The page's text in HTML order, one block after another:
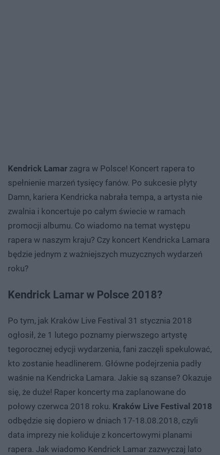
Kendrick Lamar zagra w Polsce! Koncert rapera to
spełnienie marzeń tysięcy fanów. Po sukcesie płyty
Damn, kariera Kendricka nabrała tempa, a artysta nie
zwalnia i koncertuje po całym świecie w ramach
promocji albumu. Co wiadomo na temat występu
rapera w naszym kraju? Czy koncert Kendricka Lamara
będzie jednym z ważniejszych muzycznych wydarzeń
roku?
Kendrick Lamar w Polsce 2018?
Po tym, jak Kraków Live Festival 31 stycznia 2018
ogłosił, że 1 lutego poznamy pierwszego artystę
tegorocznej edycji wydarzenia, fani zaczęli spekulować,
kto zostanie headlinerem. Główne podejrzenia padły
waśnie na Kendricka Lamara. Jakie są szanse? Okazuje
się, że duże! Raper koncerty ma zaplanowane do
połowy czerwca 2018 roku. Kraków Live Festival 2018
odbędzie się dopiero w dniach 17-18.08.2018, czyli
data imprezy nie koliduje z koncertowymi planami
rapera. Jak wiadomo Kendrick Lamar zazwyczaj lato